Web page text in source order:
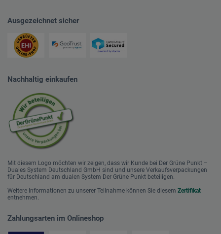
Ausgezeichnet sicher
Nachhaltig einkaufen
Mit diesem Logo möchten wir zeigen, dass wir Kunde bei Der Grüne Punkt –
Duales System Deutschland GmbH sind und unsere Verkaufsverpackungen
für Deutschland am dualen System Der Grüne Punkt beteiligen.
Weitere Informationen zu unserer Teilnahme können Sie diesem Zertifikat
entnehmen.
Zahlungsarten im Onlineshop